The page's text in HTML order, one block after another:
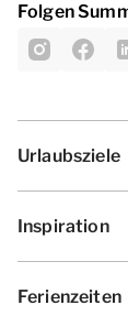
Folgen
Urlaubsziele
Inspiration
Ferienzeiten